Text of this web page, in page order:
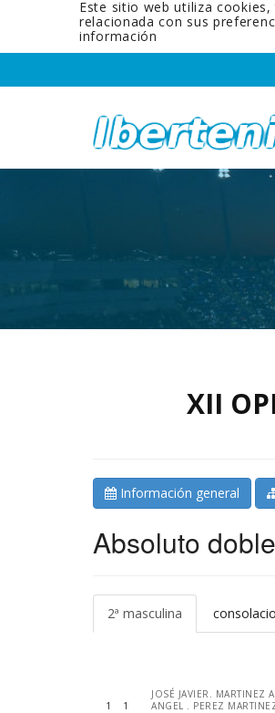
Este sitio web utiliza
relacionada con sus
información
XII
Información general
Absoluto
2ª masculina
1 1
JOSÉ JAVIER. MARTINEZ
ANGEL . PEREZ